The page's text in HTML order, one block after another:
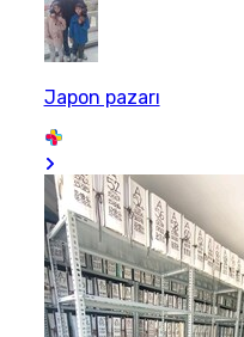
Japon pazarı